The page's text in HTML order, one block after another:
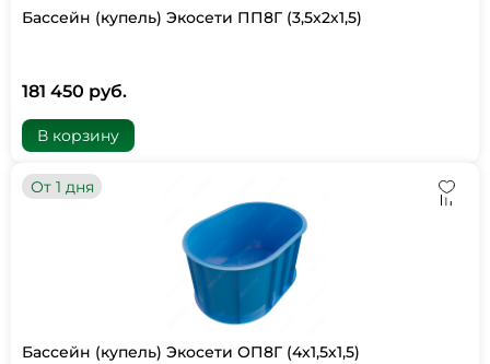
Бассейн (купель) Экосети ПП8Г (3,5х2х1,5)
181 450 руб.
В корзину
От 1 дня
Бассейн (купель) Экосети ОП8Г (4х1,5х1,5)